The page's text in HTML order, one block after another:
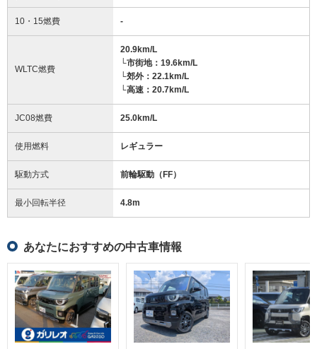
10・15燃費 -
WLTC燃費
20.9km/L
└市街地：19.6km/L
└郊外：22.1km/L
└高速：20.7km/L
JC08燃費 25.0km/L
使用燃料 レギュラー
駆動方式 前輪駆動（FF）
最小回転半径 4.8m
あなたにおすすめの中古車情報